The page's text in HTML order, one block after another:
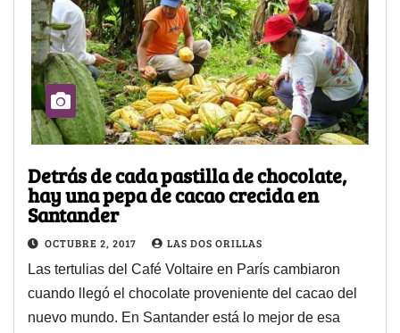
Detrás de cada pastilla de chocolate,
hay una pepa de cacao crecida en
Santander
OCTUBRE 2, 2017 LAS DOS ORILLAS
Las tertulias del Café Voltaire en París cambiaron
cuando llegó el chocolate proveniente del cacao del
nuevo mundo. En Santander está lo mejor de esa